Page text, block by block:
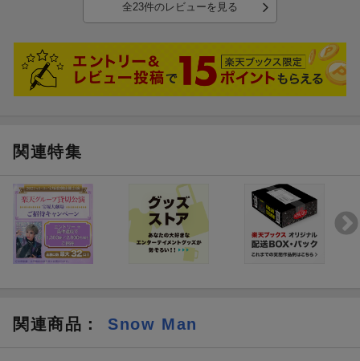
TATSUYA FUKAZAWA
RAUL
SHOTA WATANABE
RYOTA MIYADATE
・メンバーセレクトLIVEビジュアルコメンタリー
＜通常盤＞
※Blu-ray・DVDの収録内容は共通(収録予定内容)
＜DISC1＞
Grandeur
ブラザービート
全23件のレビューを見る
関連特集
関連商品 ： Snow Man